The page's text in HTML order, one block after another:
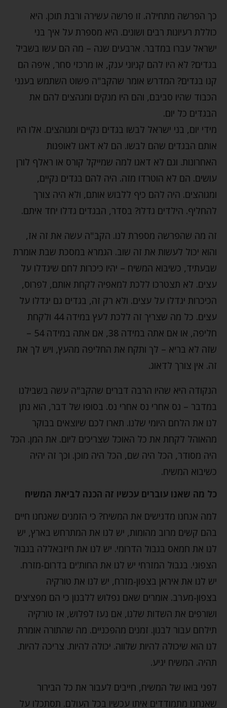
כך הפרשה מתחילה. זו פרשה עשירה ורבת תוכן. היא
כוללת רעיונות רבים ושונים. היא מספרת על איך בני
ישראל עברו במדבר. ארבעים שנה – מה הם עשו בשביל
בגדים? לא היו להם קניוני ענק, או מרכזי סחר, איפה הם
קנו בגדים? המדרש אומר שהקב"ה פשוט השתמש בענני
הכבוד שהיו סביבם, והם היו מנקים ומגהצים להם את
הבגדים כל יום.
מידי יום, בני ישראל לבשו בגדים נקיים ומגוהצים. אלו היו
אותם הבגדים שהם לבשו. הם לא דאגו לאופנות
האחרונות. וגם לא דאגו למה שמייקל קורס או ראלף לורן
עושים. הם לא הוטרדו מזה. היה להם בגדים נקיים,
ומגוהצים. היה להם כיף ללבוש אותם, ולא היה צורך
להחליף. הילדים גדלו? בסדר, הבגדים גדלו יחד איתם.
זה מה שהפרשה מספרת לנו. הקב"ה עשה את זה אז,
והוא יכול לעשות את זה שוב. הגמרא במסכת שבת אומרת
שבעתיד, כשיבוא המשיח – יהיו כיכרות לחם שיגדלו על
עצים. לא תצטרכו ללכת למאפיה לקחת אותם, לפרוס,
הכיכרות יגדלו על עצים. ולא רק זה, בגדים גם יגדלו על
עצים. כל מה שצריך זה ללכת לעץ במידה 44 ולקחת
חליפה, או אם אתה במידה 38, אם אתה במידה 54 –
שזה לא בריא – לך ותקח את החליפה מהעץ, ויש לך את
זה. אין צורך לדאוג.
הנקודה היא שהיו הרבה דברים שהקב"ה עשה בשבילנו
במדבר – נס אחרי נס אחרי נס. בסופו של דבר, הוא נתן
לנו את הלחם היומי שלנו. תארו לכם שיוצאים בבוקר
מהאוהל לקחת את כל האוכל שצריכים ליום. את המן. הכל
היה מסודר, הכל היה שם, הכל היה מוכן. וכך זה יהיה
כשיבוא המשיח.
כל מה שאנו עוברים עכשיו זה הכנה לביאת המשיח
למה אנחנו מדגישים את המשיח? כי הזמנים שאנחנו חיים
בהם קשים מרוב מהומות, יש לנו את המתרחש בארץ, יש
לנו את חמאס בגבול הדרומי. יש לנו את חיזבאללה בגבול
הצפוני. בגבול המזרחי יש לנו את החות'ים בדרום-מזרח.
יש לנו את איראן בצפון-מזרח, יש לנו את טורקיה
בצפון-מערב. אומרים שאם נפלוש ללבנון כי הם מפציצים
ושורפים את השדות שלנו, אם נעז לפלוש, אז טורקיה
תילחם עבור לבנון. זמנים מהפכניים. מה שהתורה אומרת
לנו הוא שיכולה להיות שלווה. יכולה להיות. צריכה להיות.
תהיה. המשיח יגיע.
לפני בואו של המשיח, חייבים לעבור את כל הבירור
שאנחנו מתמודדים איתו עכשיו בכל העולם. תסתכלו על